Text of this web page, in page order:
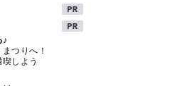
♪
つりへ！
しよう